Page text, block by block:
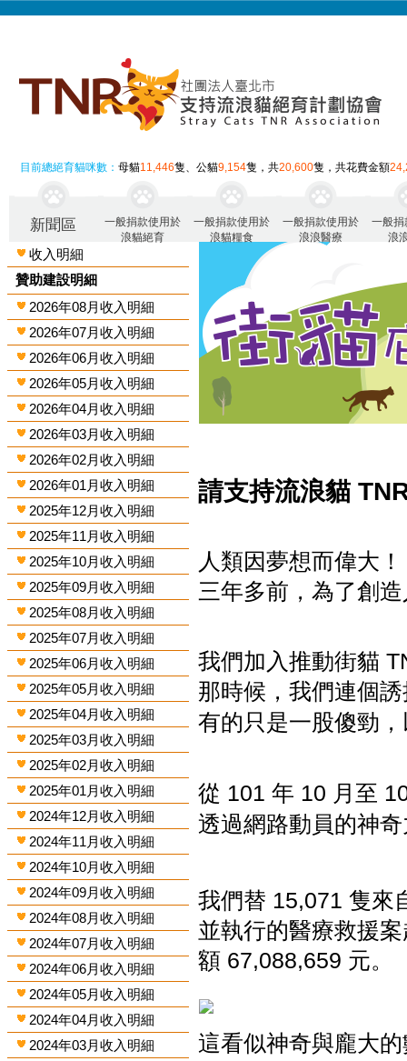
目前總絕育貓咪數：母貓11,446隻、公貓9,154隻，共20,600隻，共花費金額
新聞區
一般捐款使用於
浪貓絕育
一般捐款使用於
浪貓糧食
一般捐款使用於
浪浪醫療
一般捐
浪
收入明細
贊助建設明細
2026年08月收入明細
2026年07月收入明細
2026年06月收入明細
2026年05月收入明細
2026年04月收入明細
2026年03月收入明細
2026年02月收入明細
2026年01月收入明細
2025年12月收入明細
2025年11月收入明細
2025年10月收入明細
2025年09月收入明細
2025年08月收入明細
2025年07月收入明細
2025年06月收入明細
2025年05月收入明細
2025年04月收入明細
2025年03月收入明細
2025年02月收入明細
2025年01月收入明細
2024年12月收入明細
2024年11月收入明細
2024年10月收入明細
2024年09月收入明細
2024年08月收入明細
2024年07月收入明細
2024年06月收入明細
2024年05月收入明細
2024年04月收入明細
2024年03月收入明細
請支持流浪貓
人類因夢想而偉大！
三年多前，為了創
我們加入推動街貓
那時候，我們連個
有的只是一股傻勁
從 101年 10 月至
透過網路動員的神
我們替 15,071隻來
並執行的醫療救援
額 67,088,659 元。
這看似神奇與龐大